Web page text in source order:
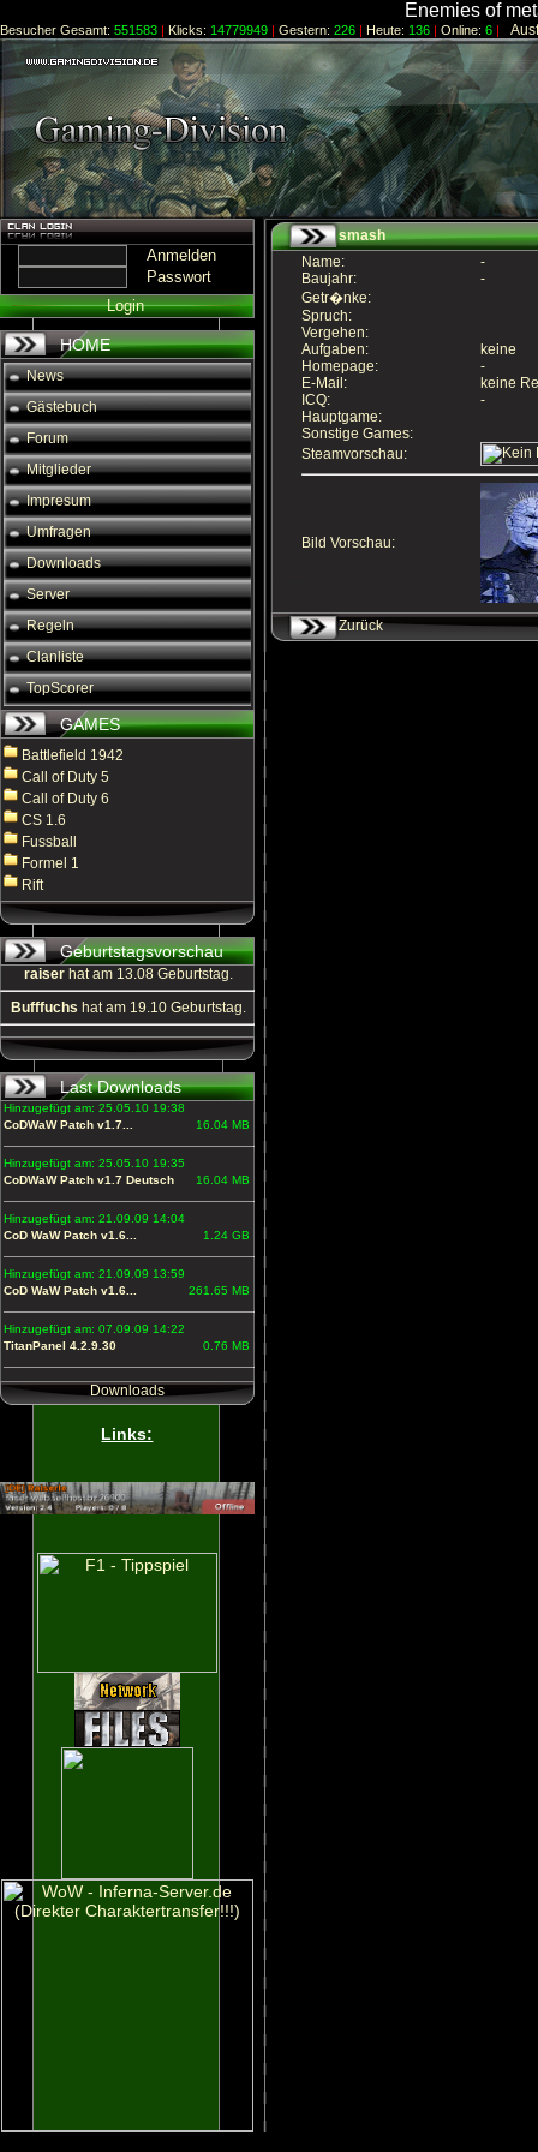
Enemies of
Besucher Gesamt: 551583 | Klicks: 14779949 | Gestern: 226 | Heute: 136 | Online: 6 |
Anmelden
Passwort
Login
HOME
News
Gästebuch
Forum
Mitglieder
Impresum
Umfragen
Downloads
Server
Regeln
Clanliste
TopScorer
GAMES
Battlefield 1942
Call of Duty 5
Call of Duty 6
CS 1.6
Fussball
Formel 1
Rift
Geburtstagsvorschau
raiser hat am 13.08 Geburtstag.
Bufffuchs hat am 19.10 Geburtstag.
Last Downloads
Hinzugefügt am: 25.05.10 19:38
CoDWaW Patch v1.7...
16.04 MB
Hinzugefügt am: 25.05.10 19:35
CoDWaW Patch v1.7 Deutsch
16.04 MB
Hinzugefügt am: 21.09.09 14:04
CoD WaW Patch v1.6...
1.24 GB
Hinzugefügt am: 21.09.09 13:59
CoD WaW Patch v1.6...
261.65 MB
Hinzugefügt am: 07.09.09 14:22
TitanPanel 4.2.9.30
0.76 MB
Downloads
Links:
smash
Name:
-
Baujahr:
-
Getr�nke:
Spruch:
Vergehen:
Aufgaben:
keine
Homepage:
-
E-Mail:
keine
ICQ:
-
Hauptgame:
Sonstige Games:
Steamvorschau:
Bild Vorschau:
Zurück